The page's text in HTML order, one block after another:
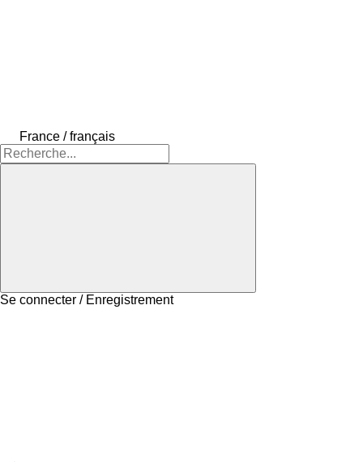
France / français
Se connecter / Enregistrement